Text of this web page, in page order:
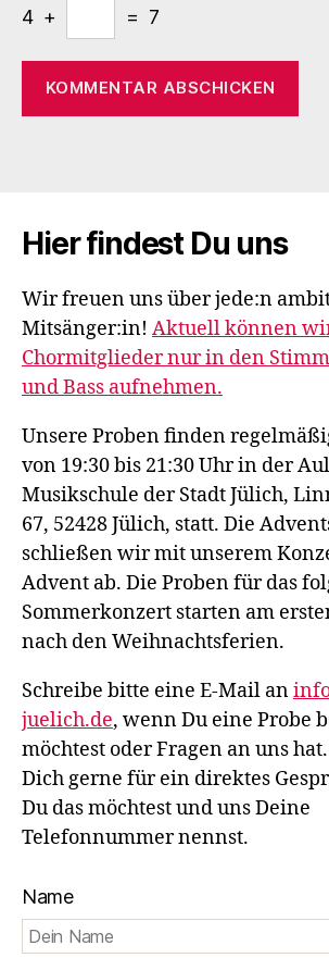
4 + = 7
Hier findest Du uns
Wir freuen uns über jede:n
Mitsänger:in! Aktuell können
Chormitglieder nur in den
und Bass aufnehmen.
Unsere Proben finden
von 19:30 bis 21:30 Uhr in der
Musikschule der Stadt Jülich,
67, 52428 Jülich, statt. Die
schließen wir mit unserem
Advent ab. Die Proben für das
Sommerkonzert starten am
nach den Weihnachtsferien.
Schreibe bitte eine E-Mail an
juelich.de, wenn Du eine Probe
möchtest oder Fragen an uns
Dich gerne für ein direktes
Du das möchtest und uns Deine
Telefonnummer nennst.
Name